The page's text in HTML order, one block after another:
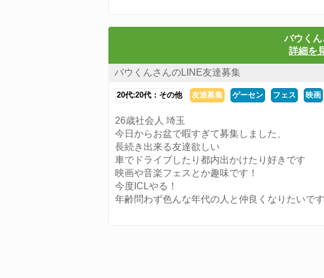
バウく
詳細を
バウくんさんのLINE友達募集
20代:20代：その他 友達募集 ゲーセン フェス 映画
26歳社会人 埼玉
今日からお盆で暇すぎて募集しました、
長続き出来る友達欲しい
車でドライブしたり都内出かけたり好きです
映画や音楽フェスとか趣味です！
今度ICLやる！
年齢問わず色んな年代の人と仲良くなりたいです